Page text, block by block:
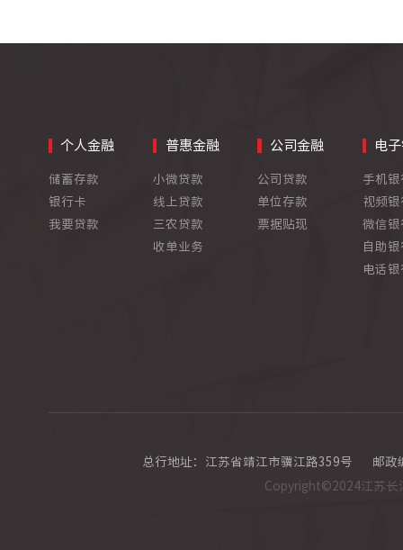
个人金融
储蓄存款
银行卡
我要贷款
普惠金融
小微贷款
线上贷款
三农贷款
收单业务
公司金融
公司贷款
单位存款
票据贴现
电
手机银
视频银
微信银
自助银
电话银
总行地址：江苏省靖江市骥江路359号
邮政
Copyright©2024江苏长